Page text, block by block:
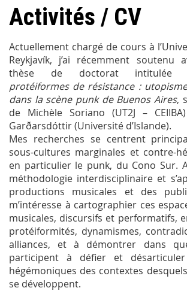
Activités / CV
Actuellement chargé de cours à
Reykjavík, j’ai récemment soutenu
thèse de doctorat intitulée
protéiformes de résistance :
dans la scène punk de Buenos Aires,
de Michèle Soriano (UT2J –
Garðarsdóttir (Université d’Islande).
Mes recherches se centrent
sous-cultures marginales et contre-
en particulier le punk, du Cono Sur.
méthodologie interdisciplinaire et
productions musicales et des
m’intéresse à cartographier ces
musicales, discursifs et performatifs,
protéiformités, dynamismes,
alliances, et à démontrer dans
participent à défier et
hégémoniques des contextes
se développent.